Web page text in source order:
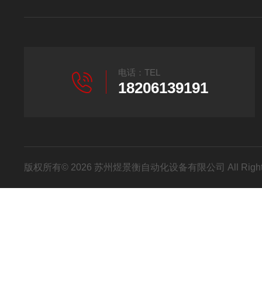
电话：TEL
18206139191
版权所有© 2026 苏州煜景衡自动化设备有限公司 All